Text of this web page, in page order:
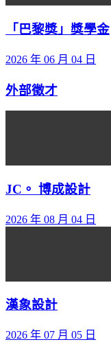
「巴黎獎」獎學金
2026 年 06 月 04 日
外部徵才
JC。 博成設計
2026 年 08 月 04 日
漢象設計
2026 年 07 月 05 日